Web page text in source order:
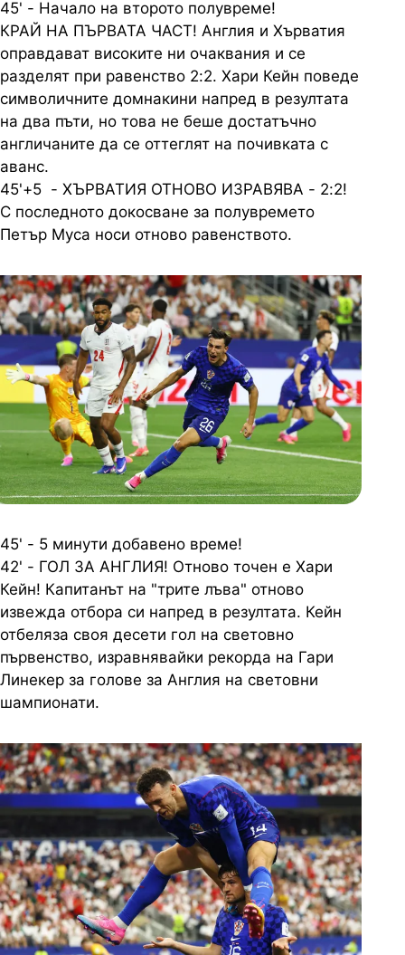
45' - Начало на второто полувреме!
КРАЙ НА ПЪРВАТА ЧАСТ! Англия и Хърватия
оправдават високите ни очаквания и се
разделят при равенство 2:2. Хари Кейн поведе
символичните домнакини напред в резултата
на два пъти, но това не беше достатъчно
англичаните да се оттеглят на почивката с
аванс.
45'+5 - ХЪРВАТИЯ ОТНОВО ИЗРАВЯВА - 2:2!
С последното докосване за полувремето
Петър Муса носи отново равенството.
45' - 5 минути добавено време!
42' - ГОЛ ЗА АНГЛИЯ! Отново точен е Хари
Кейн! Капитанът на "трите лъва" отново
извежда отбора си напред в резултата. Кейн
отбеляза своя десети гол на световно
първенство, изравнявайки рекорда на Гари
Линекер за голове за Англия на световни
шампионати.